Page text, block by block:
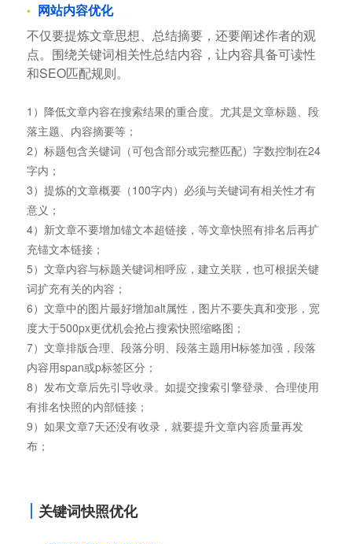
网站内容优化
不仅要提炼文章思想、总结摘要，还要阐述作者的观
点。围绕关键词相关性总结内容，让内容具备可读性
和SEO匹配规则。
1）降低文章内容在搜索结果的重合度。尤其是文章标题、段
落主题、内容摘要等；
2）标题包含关键词（可包含部分或完整匹配）字数控制在24
字内；
3）提炼的文章概要（100字内）必须与关键词有相关性才有
意义；
4）新文章不要增加锚文本超链接，等文章快照有排名后再扩
充锚文本链接；
5）文章内容与标题关键词相呼应，建立关联，也可根据关键
词扩充有关的内容；
6）文章中的图片最好增加alt属性，图片不要失真和变形，宽
度大于500px更优机会抢占搜索快照缩略图；
7）文章排版合理、段落分明、段落主题用H标签加强，段落
内容用span或p标签区分；
8）发布文章后先引导收录。如提交搜索引擎登录、合理使用
有排名快照的内部链接；
9）如果文章7天还没有收录，就要提升文章内容质量再发
布；
关键词快照优化